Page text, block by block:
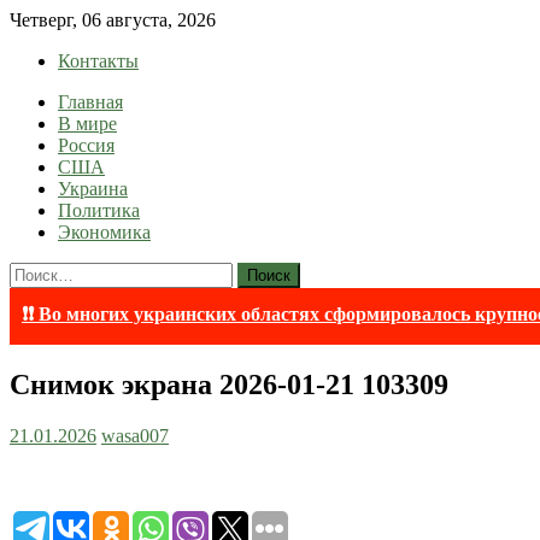
Skip
content
Четверг, 06 августа, 2026
Контакты
lentaruss
lentaruss — Новости
Главная
В мире
Россия
США
Украина
Политика
Экономика
Найти:
❗❗ Во многих украинских областях сформировалось
Снимок экрана 2026-01-21 103309
21.01.2026 wasa007